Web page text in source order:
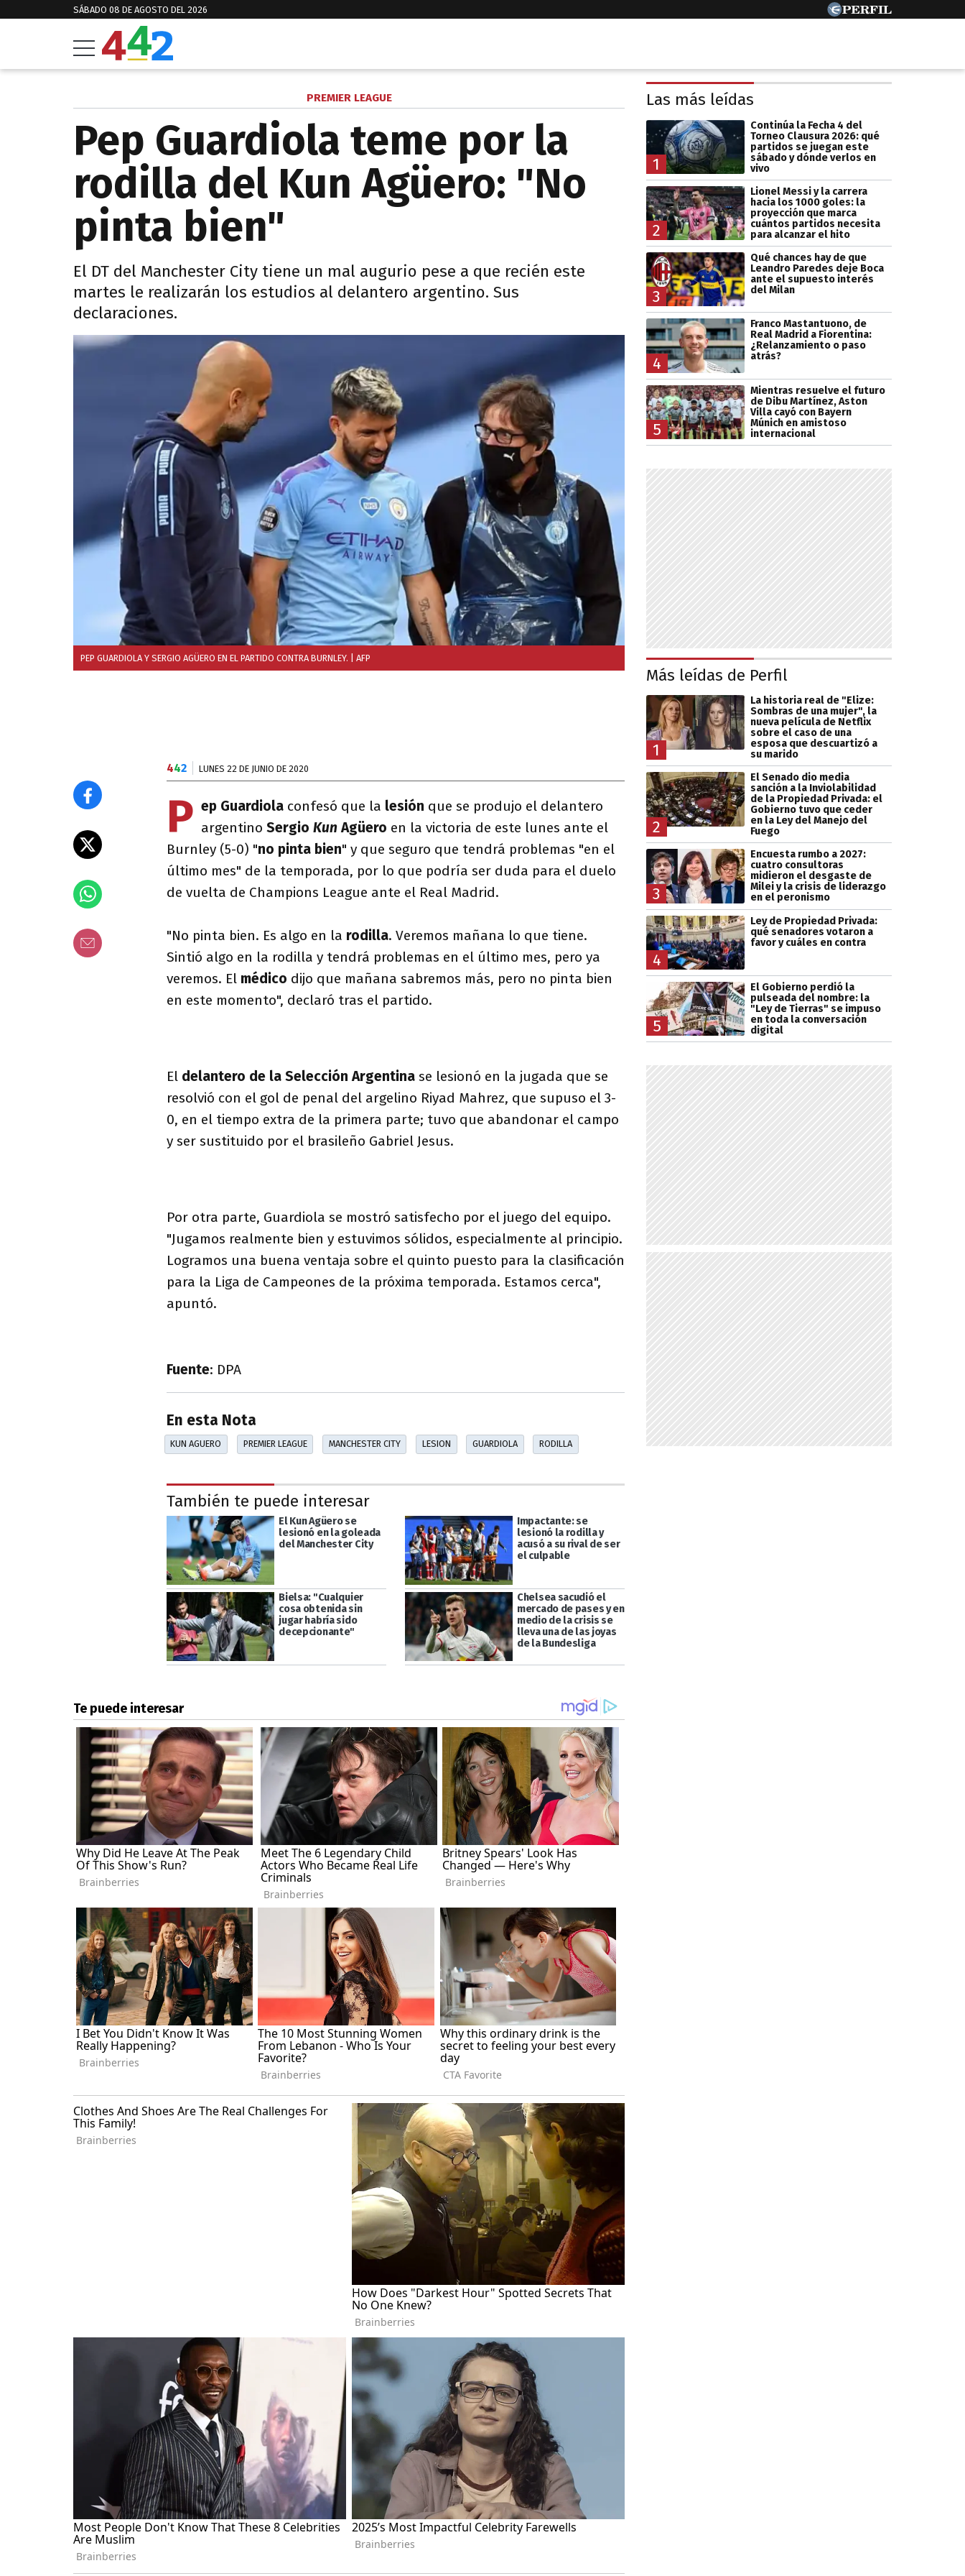
SÁBADO 08 DE AGOSTO DEL 2026
PREMIER LEAGUE
Pep Guardiola teme por la
rodilla del Kun Agüero: "No
pinta bien"
El DT del Manchester City tiene un mal augurio pese a que recién este
martes le realizarán los estudios al delantero argentino. Sus
declaraciones.
PEP GUARDIOLA Y SERGIO AGÜERO EN EL PARTIDO CONTRA BURNLEY. | AFP
442 LUNES 22 DE JUNIO DE 2020
P ep Guardiola confesó que la lesión que se produjo el delantero
argentino Sergio KunAgüero en la victoria de este lunes ante el
Burnley (5-0) "no pinta bien" y que seguro que tendrá problemas "en el
último mes" de la temporada, por lo que podría ser duda para el duelo
de vuelta de Champions League ante el Real Madrid.
"No pinta bien. Es algo en la rodilla. Veremos mañana lo que tiene.
Sintió algo en la rodilla y tendrá problemas en el último mes, pero ya
veremos. El médico dijo que mañana sabremos más, pero no pinta bien
en este momento", declaró tras el partido.
El delantero de la Selección Argentina se lesionó en la jugada que se
resolvió con el gol de penal del argelino Riyad Mahrez, que supuso el 3-
0, en el tiempo extra de la primera parte; tuvo que abandonar el campo
y ser sustituido por el brasileño Gabriel Jesus.
Por otra parte, Guardiola se mostró satisfecho por el juego del equipo.
"Jugamos realmente bien y estuvimos sólidos, especialmente al principio.
Logramos una buena ventaja sobre el quinto puesto para la clasificación
para la Liga de Campeones de la próxima temporada. Estamos cerca",
apuntó.
Fuente: DPA
En esta Nota
KUN AGUERO PREMIER LEAGUE MANCHESTER CITY LESION GUARDIOLA RODILLA
También te puede interesar
El Kun Agüero se
lesionó en la goleada
del Manchester City
Impactante: se
lesionó la rodilla y
acusó a su rival de ser
el culpable
Bielsa: "Cualquier
cosa obtenida sin
jugar habría sido
decepcionante"
Chelsea sacudió el
mercado de pases y en
medio de la crisis se
lleva una de las joyas
de la Bundesliga
Las más leídas
1
Continúa la Fecha 4 del
Torneo Clausura 2026: qué
partidos se juegan este
sábado y dónde verlos en
vivo
2
Lionel Messi y la carrera
hacia los 1000 goles: la
proyección que marca
cuántos partidos necesita
para alcanzar el hito
3
Qué chances hay de que
Leandro Paredes deje Boca
ante el supuesto interés
del Milan
4
Franco Mastantuono, de
Real Madrid a Fiorentina:
¿Relanzamiento o paso
atrás?
5
Mientras resuelve el futuro
de Dibu Martínez, Aston
Villa cayó con Bayern
Múnich en amistoso
internacional
Más leídas de Perfil
1
La historia real de "Elize:
Sombras de una mujer", la
nueva película de Netflix
sobre el caso de una
esposa que descuartizó a
su marido
2
El Senado dio media
sanción a la Inviolabilidad
de la Propiedad Privada: el
Gobierno tuvo que ceder
en la Ley del Manejo del
Fuego
3
Encuesta rumbo a 2027:
cuatro consultoras
midieron el desgaste de
Milei y la crisis de liderazgo
en el peronismo
4
Ley de Propiedad Privada:
qué senadores votaron a
favor y cuáles en contra
5
El Gobierno perdió la
pulseada del nombre: la
"Ley de Tierras" se impuso
en toda la conversación
digital